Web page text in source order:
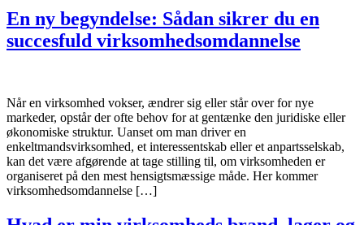
Opret konto gratis
En ny begyndelse: Sådan sikrer du en
succesfuld virksomhedsomdannelse
Når en virksomhed vokser, ændrer sig eller står over for nye
markeder, opstår der ofte behov for at gentænke den juridiske eller
økonomiske struktur. Uanset om man driver en
enkeltmandsvirksomhed, et interessentskab eller et anpartsselskab,
kan det være afgørende at tage stilling til, om virksomheden er
organiseret på den mest hensigtsmæssige måde. Her kommer
virksomhedsomdannelse […]